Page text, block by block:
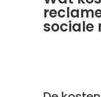
sociale